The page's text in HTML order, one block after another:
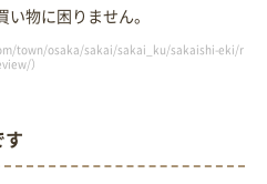
物に困りません。
town/osaka/sakai/sakai_ku/sakaishi-eki/r
）